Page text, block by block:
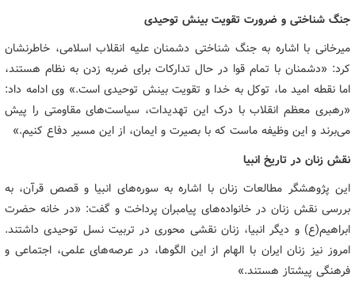
جنگ شناختی و ضرورت تقویت بینش توحیدی
میرخانی با اشاره به جنگ شناختی دشمنان علیه انقلاب اسلامی، خاطرنشان
کرد: «دشمنان با تمام قوا در حال تدارکات برای ضربه زدن به نظام هستند،
اما نقطه امید ما، توکل به خدا و تقویت بینش توحیدی است.» وی ادامه داد:
«رهبری معظم انقلاب با درک این تهدیدات، سیاست‌های مقاومتی را پیش
می‌برند و این وظیفه ماست که با بصیرت و ایمان، از این مسیر دفاع کنیم.»
نقش زنان در تاریخ انبیا
این پژوهشگر مطالعات زنان با اشاره به سوره‌های انبیا و قصص قرآن، به
بررسی نقش زنان در خانواده‌های پیامبران پرداخت و گفت: «در خانه حضرت
ابراهیم(ع) و دیگر انبیا، زنان نقشی محوری در تربیت نسل توحیدی داشتند.
امروز نیز زنان ایران با الهام از این الگوها، در عرصه‌های علمی، اجتماعی و
فرهنگی پیشتاز هستند.»